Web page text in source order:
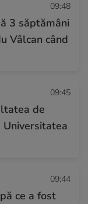
09:48
3 săptămâni
Vâlcan când
09:45
de
Universitatea
09:44
ce a fost